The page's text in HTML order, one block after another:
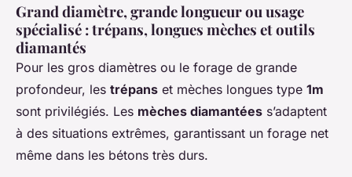
Grand diamètre, grande longueur ou usage
spécialisé : trépans, longues mèches et outils
diamantés
Pour les gros diamètres ou le forage de grande
profondeur, les trépans et mèches longues type 1m
sont privilégiés. Les mèches diamantées s’adaptent
à des situations extrêmes, garantissant un forage net
même dans les bétons très durs.